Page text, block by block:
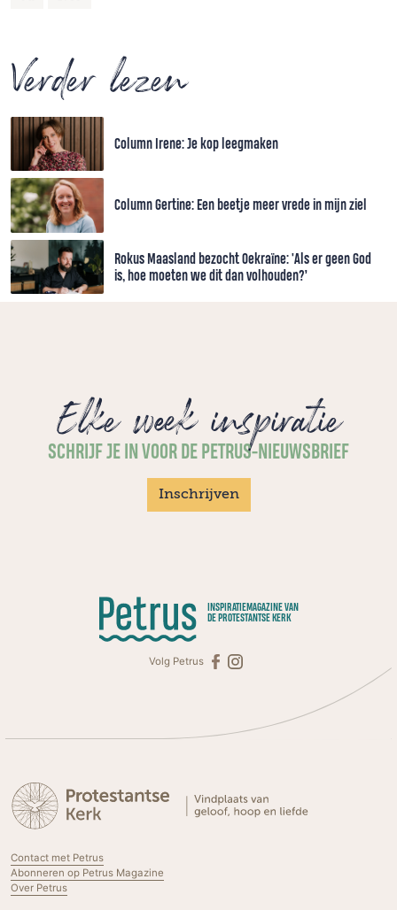
Verder lezen
Column Irene: Je kop leegmaken
Column Gertine: Een beetje meer vrede in mijn ziel
Rokus Maasland bezocht Oekraïne: 'Als er geen God
is, hoe moeten we dit dan volhouden?’
Elke week inspiratie
SCHRIJF JE IN VOOR DE PETRUS-NIEUWSBRIEF
Inschrijven
INSPIRATIEMAGAZINE VAN
DE PROTESTANTSE KERK
Volg Petrus
Contact met Petrus
Abonneren op Petrus Magazine
Over Petrus